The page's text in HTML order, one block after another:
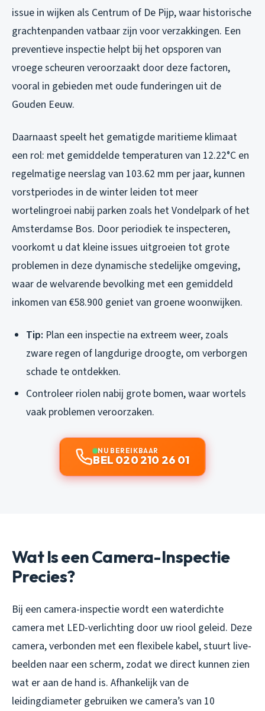
issue in wijken als Centrum of De Pijp, waar historische
grachtenpanden vatbaar zijn voor verzakkingen. Een
preventieve inspectie helpt bij het opsporen van
vroege scheuren veroorzaakt door deze factoren,
vooral in gebieden met oude funderingen uit de
Gouden Eeuw.
Daarnaast speelt het gematigde maritieme klimaat
een rol: met gemiddelde temperaturen van 12.22°C en
regelmatige neerslag van 103.62 mm per jaar, kunnen
vorstperiodes in de winter leiden tot meer
wortelingroei nabij parken zoals het Vondelpark of het
Amsterdamse Bos. Door periodiek te inspecteren,
voorkomt u dat kleine issues uitgroeien tot grote
problemen in deze dynamische stedelijke omgeving,
waar de welvarende bevolking met een gemiddeld
inkomen van €58.900 geniet van groene woonwijken.
Tip: Plan een inspectie na extreem weer, zoals
zware regen of langdurige droogte, om verborgen
schade te ontdekken.
Controleer riolen nabij grote bomen, waar wortels
vaak problemen veroorzaken.
NU BEREIKBAAR
BEL 020 210 26 01
Wat Is een Camera-Inspectie
Precies?
Bij een camera-inspectie wordt een waterdichte
camera met LED-verlichting door uw riool geleid. Deze
camera, verbonden met een flexibele kabel, stuurt live-
beelden naar een scherm, zodat we direct kunnen zien
wat er aan de hand is. Afhankelijk van de
leidingdiameter gebruiken we camera’s van 10